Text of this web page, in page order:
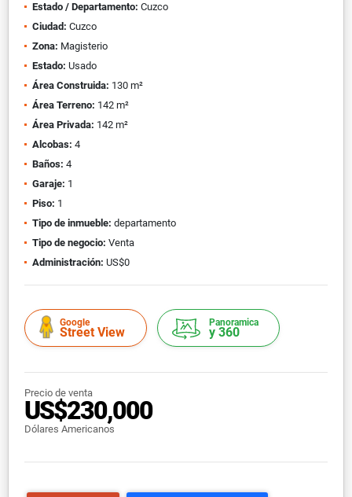
Estado / Departamento: Cuzco
Ciudad: Cuzco
Zona: Magisterio
Estado: Usado
Área Construida: 130 m²
Área Terreno: 142 m²
Área Privada: 142 m²
Alcobas: 4
Baños: 4
Garaje: 1
Piso: 1
Tipo de inmueble: departamento
Tipo de negocio: Venta
Administración: US$0
Google
Street View
Panoramica
y 360
Precio de venta
US$230,000
Dólares Americanos